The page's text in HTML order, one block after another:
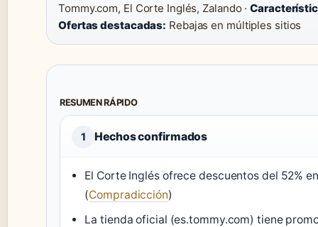
Tommy.com, El Corte Inglés, Zalando ·
Ofertas destacadas: Rebajas en múltiples sitios
RESUMEN RÁPIDO
1 Hechos confirmados
El Corte Inglés ofrece descuentos del 52%
(Compradicción)
La tienda oficial (es.tommy.com) tiene